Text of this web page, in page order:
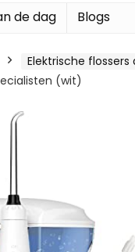
de dag Blogs
Elektrische
(wit)